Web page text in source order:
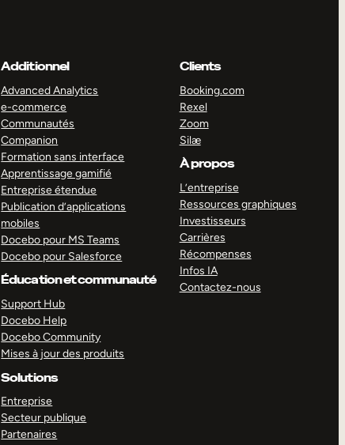
Additionnel
Advanced Analytics
e-commerce
Communautés
Companion
Formation sans interface
Apprentissage gamifié
Entreprise étendue
Publication d’applications
mobiles
Docebo pour MS Teams
Docebo pour Salesforce
Éducation et communauté
Support Hub
Docebo Help
Docebo Community
Mises à jour des produits
Solutions
Entreprise
Secteur publique
Partenaires
Clients
Booking.com
Rexel
Zoom
Silæ
À propos
L’entreprise
Ressources graphiques
Investisseurs
Carrières
Récompenses
Infos IA
Contactez-nous